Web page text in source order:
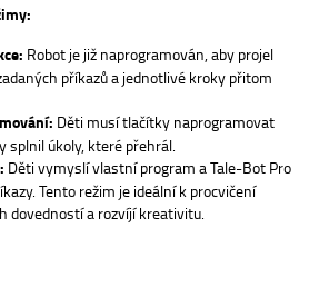
Robot je již naprogramován, aby projel
příkazů a jednotlivé kroky přitom
Děti musí tlačítky naprogramovat
splnil úkoly, které přehrál.
Děti vymyslí vlastní program a Tale-Bot Pro
Tento režim je ideální k procvičení
dovedností a rozvíjí kreativitu.